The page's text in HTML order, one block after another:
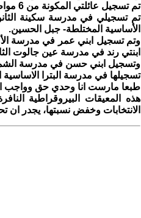
تم تسجيل عائلتي المكونة من 6 مواطنين، في 6 مدارس متباعدة مختلفة، تخيلوا !!
تم تسجيلي في مدرسة سكينة
الأساسية المختلطة- جبل الحسين.
وتم تسجيل ابني عمر في مدرسة
ابنتي رند في مدرسة عين جالوت
وتسجيل ابني حسن في مدرسة
تسجيلها في مدرسة البترا الاساسية
طبعا مارست انا وحدي حق وواجب
هذه المعيقات البيروقراطية
الانتخابات وخفض نسبتها، يجدر ان